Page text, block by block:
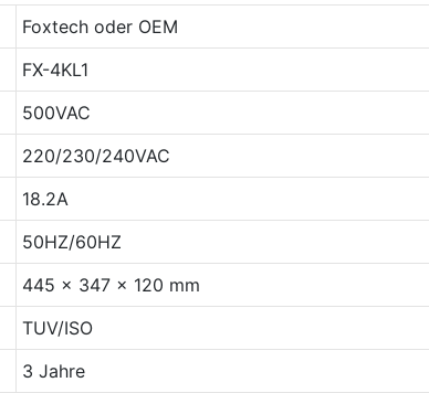
Foxtech oder OEM
FX-4KL1
500VAC
220/230/240VAC
18.2A
50HZ/60HZ
445 x 347 x 120 mm
TUV/ISO
3 Jahre